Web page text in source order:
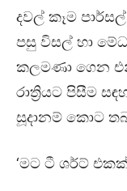
දවල් කෑම
පසු විසල් හා
කලමණා ගෙන
රාත්‍රියට පිසීම
සූදානම් කොට
‘මට ටී ශර්ට්